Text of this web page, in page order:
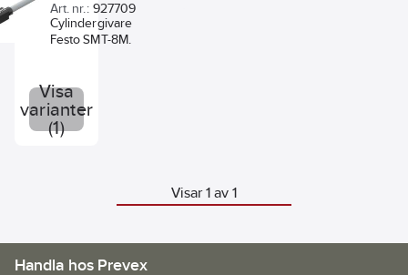
Art. nr.: 927709
Cylindergivare
Festo SMT-8M.
Visa
varianter
(1)
Visar 1 av 1
Handla hos Prevex